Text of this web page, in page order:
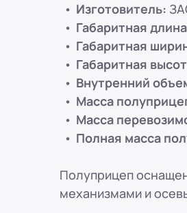
8 (800) 250-25-31 (вн. 153)mail@pr-
ООО "ПР-Лизинг"
ул. Есенина, 1Б
8 (800) 250-25-31 (вн. 153)
ООО "ПР-Лизинг"
Пенза
8 (800) 250-25-31 (вн. 153)mail@pr-
ООО "ПР-Лизинг"
ООО "ПР-Лизинг"
Ростов-на-Донуг. Ростов-
Изготовитель:
Габаритная
Габаритная
Габаритная
Внутренний
Масса
Масса
Полная масса
Полуприцеп
механизмами и